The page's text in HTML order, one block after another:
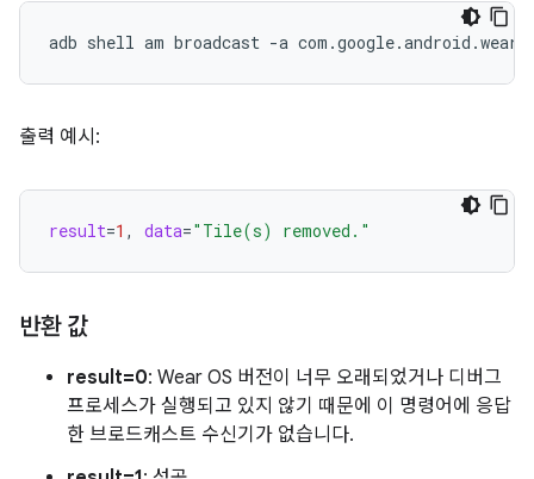
adb shell am broadcast -a
출력 예시:
result=1 , data="Tile(s) removed."
반환 값
result=0: Wear OS 버전이 너무 오래되었거나 디버그
프로세스가 실행되고 있지 않기 때문에 이 명령어에 응답
한 브로드캐스트 수신기가 없습니다.